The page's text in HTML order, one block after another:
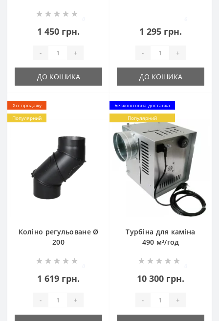
1 450 грн.
- +
ДО КОШИКА
1 295 грн.
- +
ДО КОШИКА
Хіт продажу
Популярний
Коліно регульоване Ø
200
1 619 грн.
- +
Безкоштовна доставка
Популярний
Турбіна для каміна
490 м³/год
10 300 грн.
- +